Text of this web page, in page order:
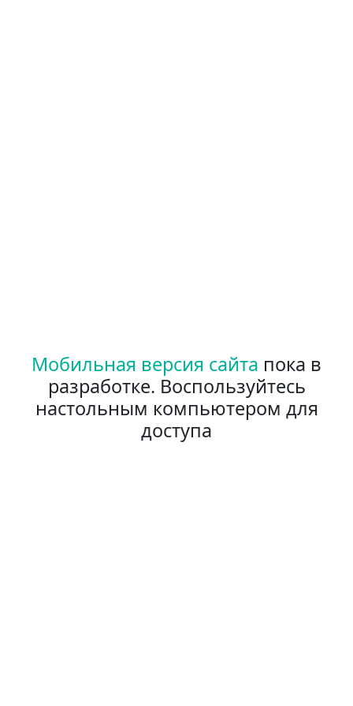
Мобильная версия сайта пока в
разработке. Воспользуйтесь
настольным компьютером для
доступа